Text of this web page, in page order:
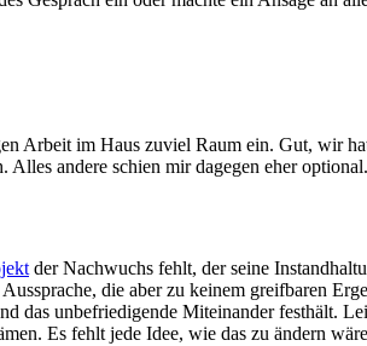
Arbeit im Haus zuviel Raum ein. Gut, wir
andere schien mir dagegen eher optional.
der Nachwuchs fehlt, der seine
die aber zu keinem greifbaren
das unbefriedigende Miteinander festhält.
Es fehlt jede Idee, wie das zu ändern